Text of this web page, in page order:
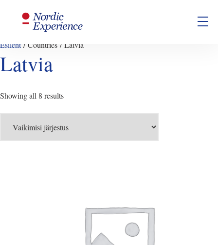
TESTING SHIT OUT
Esileht/ Countries / Latvia
Latvia
Showing all 8 results